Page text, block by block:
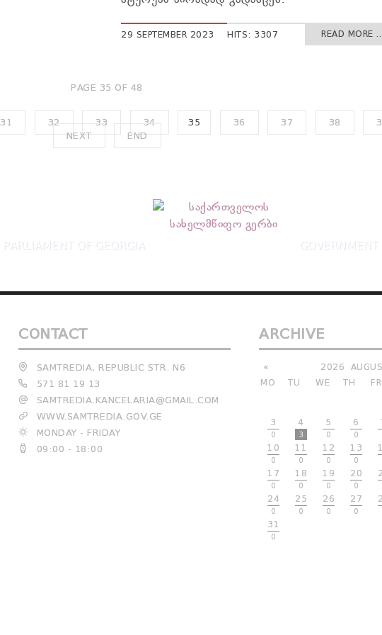
29 SEPTEMBER 2023 HITS: 3307 READ MORE ...
PAGE 35 OF 48
31 32 33 34 35 36 37 38
NEXT
END
PARLIAMENT OF GEORGIA GOVERNMENT
CONTACT
SAMTREDIA, REPUBLIC STR. N6
571 81 19 13
SAMTREDIA.KANCELARIA@GMAIL.COM
WWW.SAMTREDIA.GOV.GE
MONDAY - FRIDAY
09:00 - 18:00
ARCHIVE
« 2026
MO
TU WE TH FR
3
0
4
3
5
0
6
0
10
0
11
0
12
0
13
0
17
0
18
0
19
0
20
0
24
0
25
0
26
0
27
0
31
0